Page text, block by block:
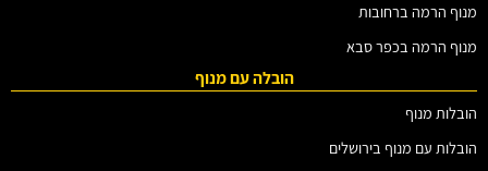
מנוף הרמה ברחובות
מנוף הרמה בכפר סבא
הובלה עם מנוף
הובלות מנוף
הובלות עם מנוף בירושלים